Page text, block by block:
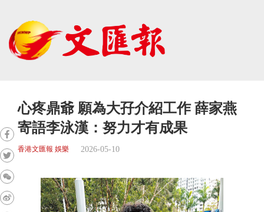
心疼鼎爺 願為大孖介紹工作 薛家燕
寄語李泳漢：努力才有成果
香港文匯報 娛樂 2026-05-10